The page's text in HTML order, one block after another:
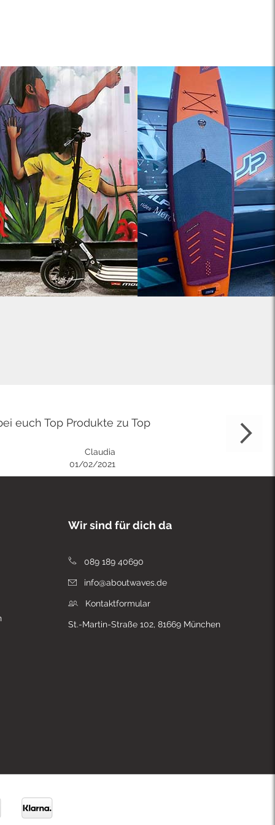
euch Top Produkte zu Top
Claudia
01/02/2021
Wir sind für dich da
089 189 40690
info@aboutwaves.de
Kontaktformular
St.-Martin-Straße 102, 81669 München